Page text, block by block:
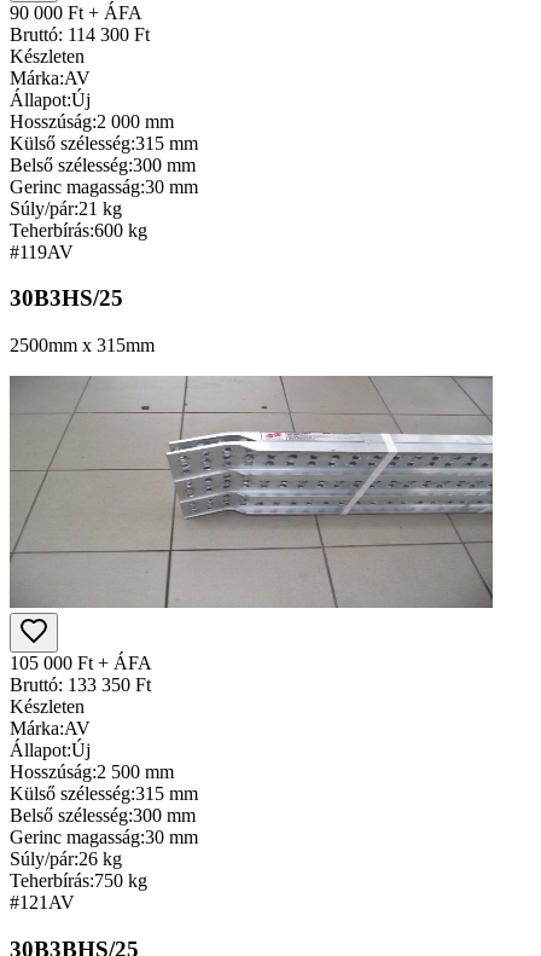
90 000 Ft + ÁFA
Bruttó: 114 300 Ft
Készleten
Márka:AV
Állapot:Új
Hosszúság:2 000 mm
Külső szélesség:315 mm
Belső szélesség:300 mm
Gerinc magasság:30 mm
Súly/pár:21 kg
Teherbírás:600 kg
#119AV
30B3HS/25
2500mm x 315mm
105 000 Ft + ÁFA
Bruttó: 133 350 Ft
Készleten
Márka:AV
Állapot:Új
Hosszúság:2 500 mm
Külső szélesség:315 mm
Belső szélesség:300 mm
Gerinc magasság:30 mm
Súly/pár:26 kg
Teherbírás:750 kg
#121 AV
30B3BHS/25